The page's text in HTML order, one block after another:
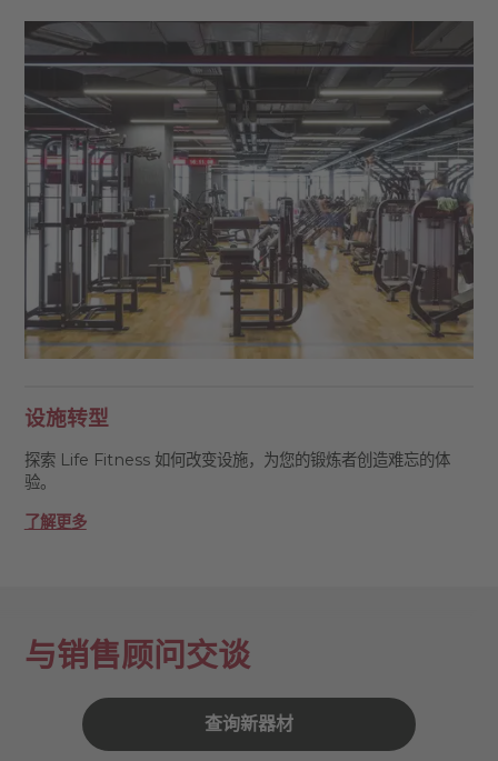
设施转型
探索 Life Fitness 如何改变设施，为您的锻炼者创造难忘的体
验。
了解更多
与销售顾问交谈
查询新器材